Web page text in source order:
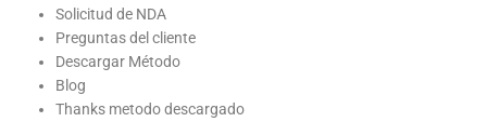
Solicitud de NDA
Preguntas del cliente
Descargar Método
Blog
Thanks metodo descargado